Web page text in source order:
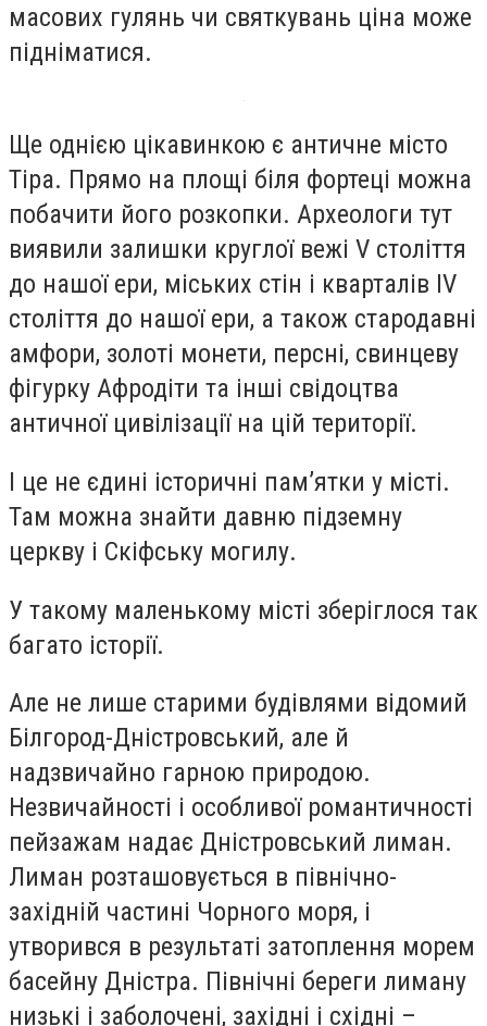
масових гулянь чи святкувань ціна може
підніматися.
Ще однією цікавинкою є античне місто
Тіра. Прямо на площі біля фортеці можна
побачити його розкопки. Археологи тут
виявили залишки круглої вежі V століття
до нашої ери, міських стін і кварталів IV
століття до нашої ери, а також стародавні
амфори, золоті монети, персні, свинцеву
фігурку Афродіти та інші свідоцтва
античної цивілізації на цій території.
І це не єдині історичні пам’ятки у місті.
Там можна знайти давню підземну
церкву і Скіфську могилу.
У такому маленькому місті зберіглося так
багато історії.
Але не лише старими будівлями відомий
Білгород-Дністровський, але й
надзвичайно гарною природою.
Незвичайності і особливої романтичності
пейзажам надає Дністровський лиман.
Лиман розташовується в північно-
західній частині Чорного моря, і
утворився в результаті затоплення морем
басейну Дністра. Північні береги лиману
низькі і заболочені, західні і східні –